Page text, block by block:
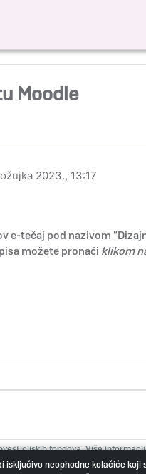
isključivo neophodne kolačiće
Moodle
2023., 13:17
e-tečaj pod nazivom
možete pronaći klikom
fondova. Više
razvoja i fondova Europske